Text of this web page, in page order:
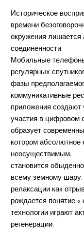
Историческое
времени
окружения лишается
соединенности.
Мобильные
регулярных
фазы
коммуникативные
приложения создают
участия в цифровом
образует
котором абсолютное
неосуществимым.
становится
всему земному шару.
релаксации как
рождается понятие «
технологии играют
регенерации.